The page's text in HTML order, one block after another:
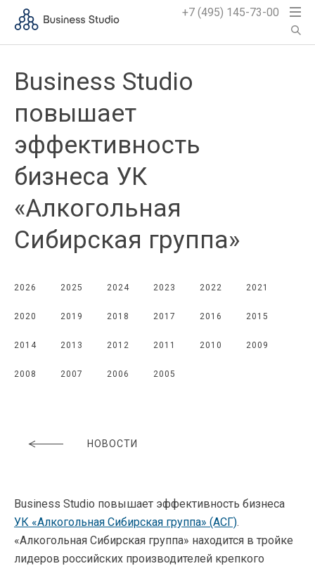
+7 (495) 145-73-00
Business Studio
повышает
эффективность
бизнеса УК
«Алкогольная
Сибирская группа»
2026 2025 2024 2023 2022 2021
2020 2019 2018 2017 2016 2015
2014 2013 2012 2011 2010 2009
2008 2007 2006 2005
НОВОСТИ
Business Studio повышает эффективность бизнеса
УК «Алкогольная Сибирская группа» (АСГ).
«Алкогольная Сибирская группа» находится в тройке
лидеров российских производителей крепкого